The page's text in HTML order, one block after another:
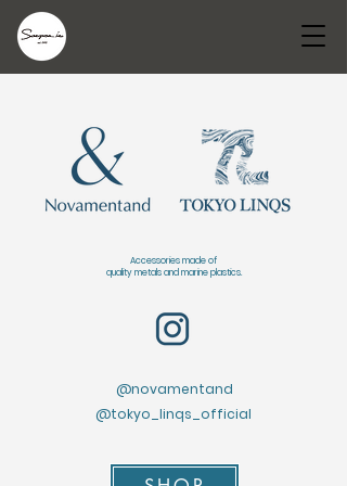
Accessories made of
quality metals and marine plastics.
@novamentand
@tokyo_linqs_official